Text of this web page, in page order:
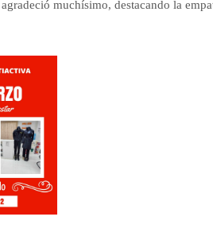
muchísimo, destacando la